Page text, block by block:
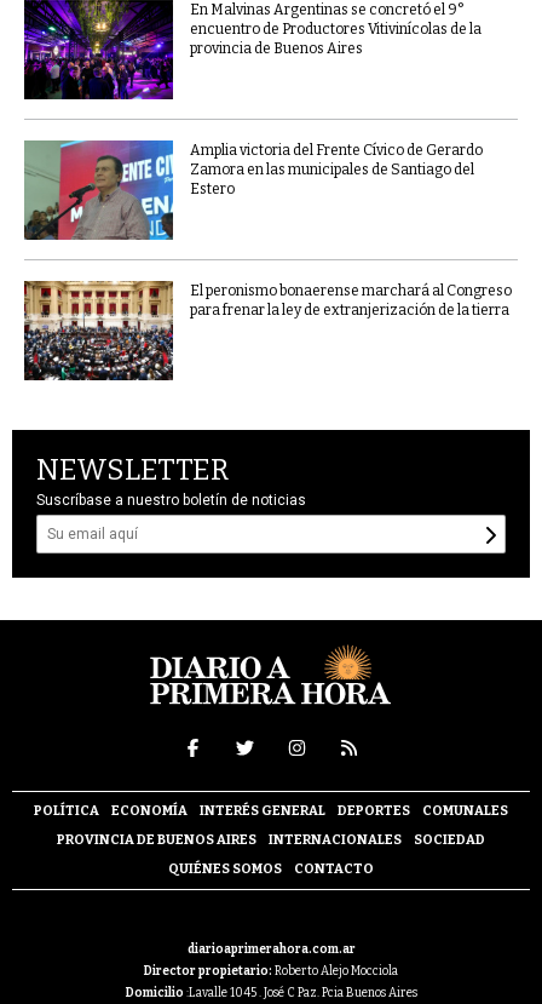
En Malvinas Argentinas se concretó el 9°
encuentro de Productores Vitivinícolas de la
provincia de Buenos Aires
Amplia victoria del Frente Cívico de Gerardo
Zamora en las municipales de Santiago del
Estero
El peronismo bonaerense marchará al Congreso
para frenar la ley de extranjerización de la tierra
NEWSLETTER
Suscríbase a nuestro boletín de noticias
POLÍTICA ECONOMÍA INTERÉS GENERAL DEPORTES
COMUNALES
PROVINCIA DE BUENOS AIRES
INTERNACIONALES
SOCIEDAD
QUIÉNES SOMOS
CONTACTO
diarioaprimerahora.com.ar
Director propietario: Roberto Alejo Mocciola
Domicilio :Lavalle 1045 . José C Paz. Pcia Buenos Aires